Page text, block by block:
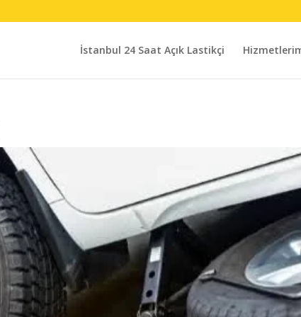
İstanbul 24 Saat Açık Lastikçi